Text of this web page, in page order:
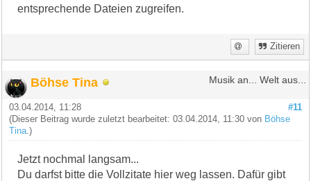
entsprechende Dateien zugreifen.
Zitieren
Böhse Tina Musik an... Welt aus...
#11
03.04.2014, 11:28
(Dieser Beitrag wurde zuletzt bearbeitet: 03.04.2014, 11:30 von Böhse
Tina .)
Jetzt nochmal langsam...
Du darfst bitte die Vollzitate hier weg lassen. Dafür gibt